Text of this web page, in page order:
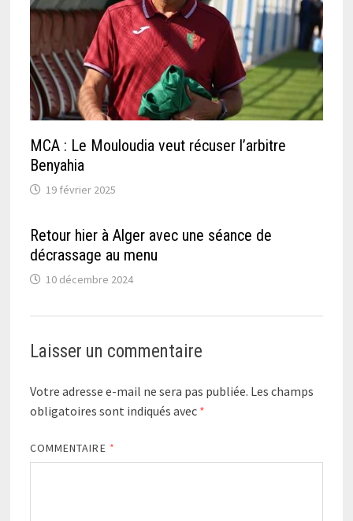
MCA : Le Mouloudia veut récuser l’arbitre
Benyahia
19 février 2025
Retour hier à Alger avec une séance de
décrassage au menu
10 décembre 2024
Laisser un commentaire
Votre adresse e-mail ne sera pas publiée. Les champs
obligatoires sont indiqués avec *
COMMENTAIRE *